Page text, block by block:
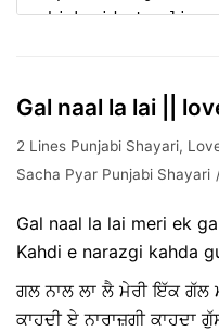
Gal naal la lai ||
2 Lines Punjabi Shayari,
Sacha Pyar Punjabi Shayari
Gal naal la lai meri ek
Kahdi e narazgi kahda
ਗਲ ਨਾਲ ਲਾ ਲੈ ਮੇਰੀ ਇੱਕ ਗੱਲ
ਕਾਹਦੀ ਏ ਨਾਰਾਜ਼ਗੀ ਕਾਹਦਾ